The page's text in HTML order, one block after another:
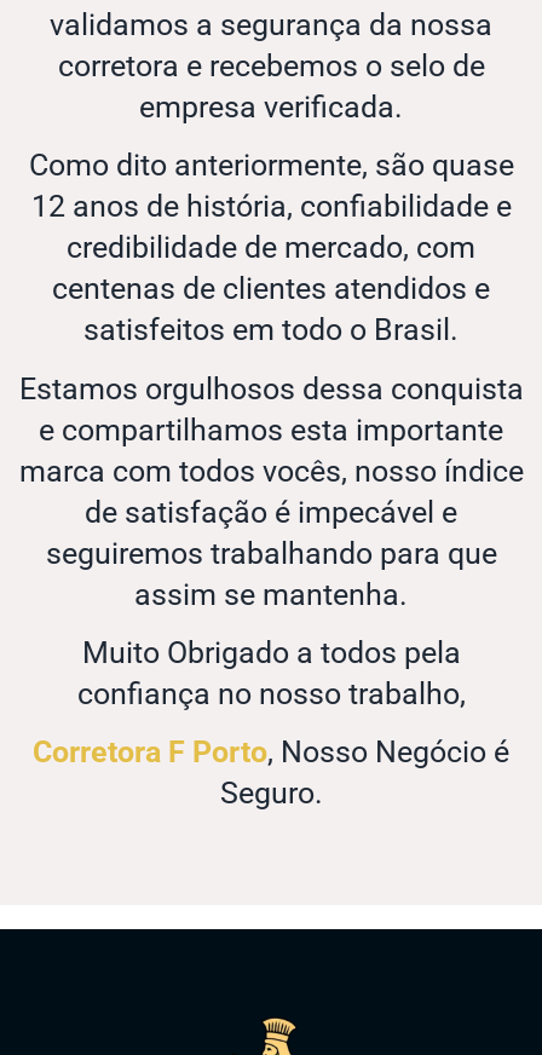
validamos a segurança da nossa
corretora e recebemos o selo de
empresa verificada.
Como dito anteriormente, são quase
12 anos de história, confiabilidade e
credibilidade de mercado, com
centenas de clientes atendidos e
satisfeitos em todo o Brasil.
Estamos orgulhosos dessa conquista
e compartilhamos esta importante
marca com todos vocês, nosso índice
de satisfação é impecável e
seguiremos trabalhando para que
assim se mantenha.
Muito Obrigado a todos pela
confiança no nosso trabalho,
Corretora F Porto, Nosso Negócio é
Seguro.